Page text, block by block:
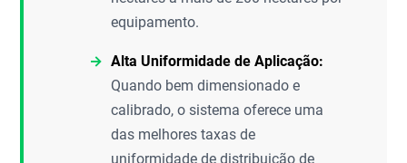
equipamento.
Alta Uniformidade de Aplicação:
Quando bem dimensionado e
calibrado, o sistema oferece uma
das melhores taxas de
uniformidade de distribuição de